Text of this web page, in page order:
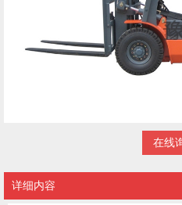
在线
详细内容